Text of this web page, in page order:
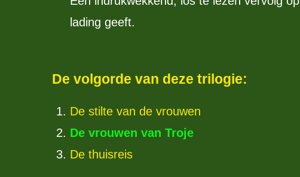
lading geeft.
De volgorde van deze trilogie:
De stilte van de vrouwen
De vrouwen van Troje
De thuisreis